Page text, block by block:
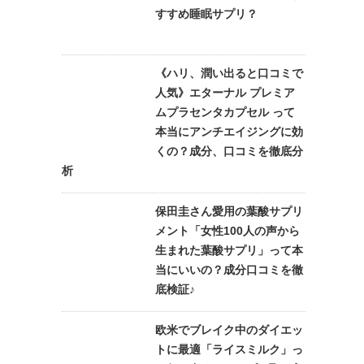
すすめ睡眠サプリ？
《ハリ、潤い出ると口コミで
人気》エターナル プレミア
ムプラセンタカプセル って
本当にアンチエイジングに効
くの？成分、口コミを徹底分
析
保田圭さん愛用の葉酸サプリ
メント「女性100人の声から
生まれた葉酸サプリ」って本
当にいいの？成分口コミを徹
底検証♪
欧米でブレイク中のダイエッ
トに最適「ライスミルク」っ